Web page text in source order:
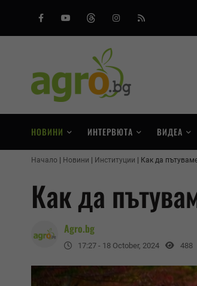
FacebookYoutubeThreadsInstagram
RSS
НОВИНИ ИНТЕРВЮТА ВИДЕА
Начало Новини Институции Как да
Как да
Agro.bg
17:27 - 18 October, 2024 488